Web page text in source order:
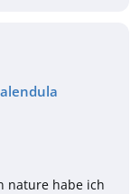
nature habe ich